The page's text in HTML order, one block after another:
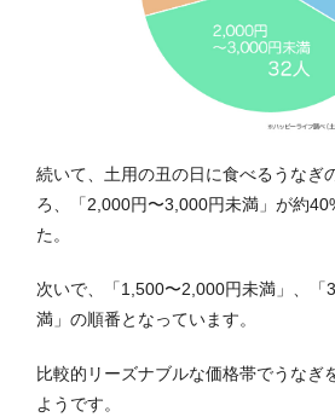
続いて、土用の丑の日に食べるうなぎ
ろ、「2,000円〜3,000円未満」が約
た。
次いで、「1,500〜2,000円未満」、「
満」の順番となっています。
比較的リーズナブルな価格帯でうなぎ
ようです。